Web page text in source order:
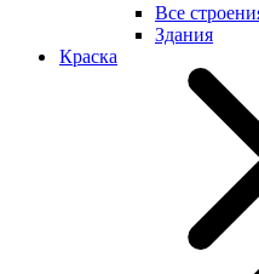
Все
Здания
Краска